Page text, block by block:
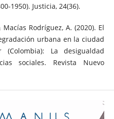
1950). Justicia, 24(36).
Rodríguez, A. (2020). El
urbana en la ciudad
(Colombia): La desigualdad
sociales. Revista Nuevo